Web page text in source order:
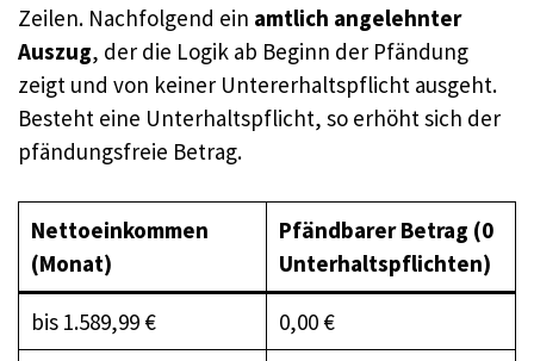
Zeilen. Nachfolgend ein amtlich angelehnter
Auszug, der die Logik ab Beginn der Pfändung
zeigt und von keiner Untererhaltspflicht ausgeht.
Besteht eine Unterhaltspflicht, so erhöht sich der
pfändungsfreie Betrag.
Nettoeinkommen
(Monat)
Pfändbarer Betrag (0
Unterhaltspflichten)
bis 1.589,99 €
0,00 €